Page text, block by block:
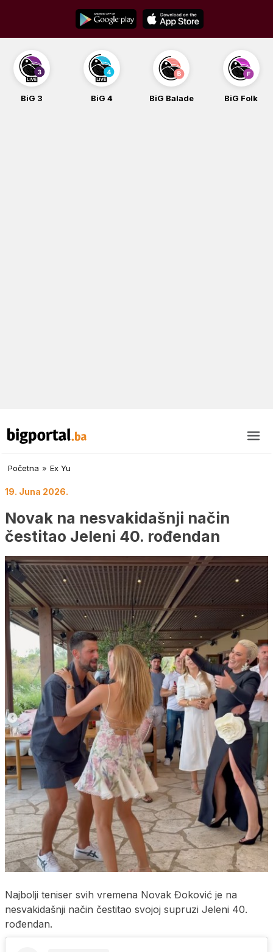
content
BiG 3 BiG 4 BiG Balade BiG Folk
Početna » Ex Yu
19. Juna 2026.
Novak na nesvakidašnji način
čestitao Jeleni 40. rođendan
Najbolji teniser svih vremena Novak Đoković je na
nesvakidašnji način čestitao svojoj supruzi Jeleni 40.
rođendan.